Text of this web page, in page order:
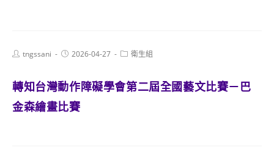
Posttngssani
Post2026-04-27
Post衛生組
轉知台灣動作障礙學會第二屆全國藝文比賽－巴
金森繪畫比賽